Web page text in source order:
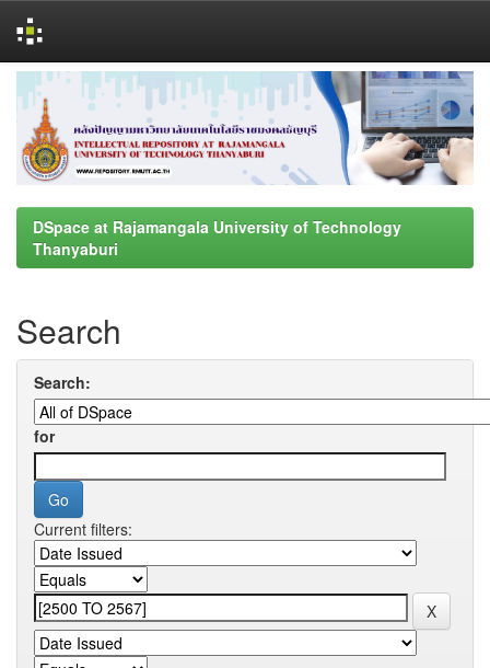
navigation
DSpace at Rajamangala University of Technology
Thanyaburi
Search
Search:
for
Current filters: